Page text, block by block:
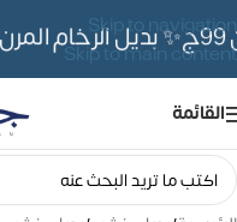
Skip to navigation
Skip to main content
✨ بديل الرخام المرن 565ج بدلًا من 690ج لفترة محدوده
القائمة